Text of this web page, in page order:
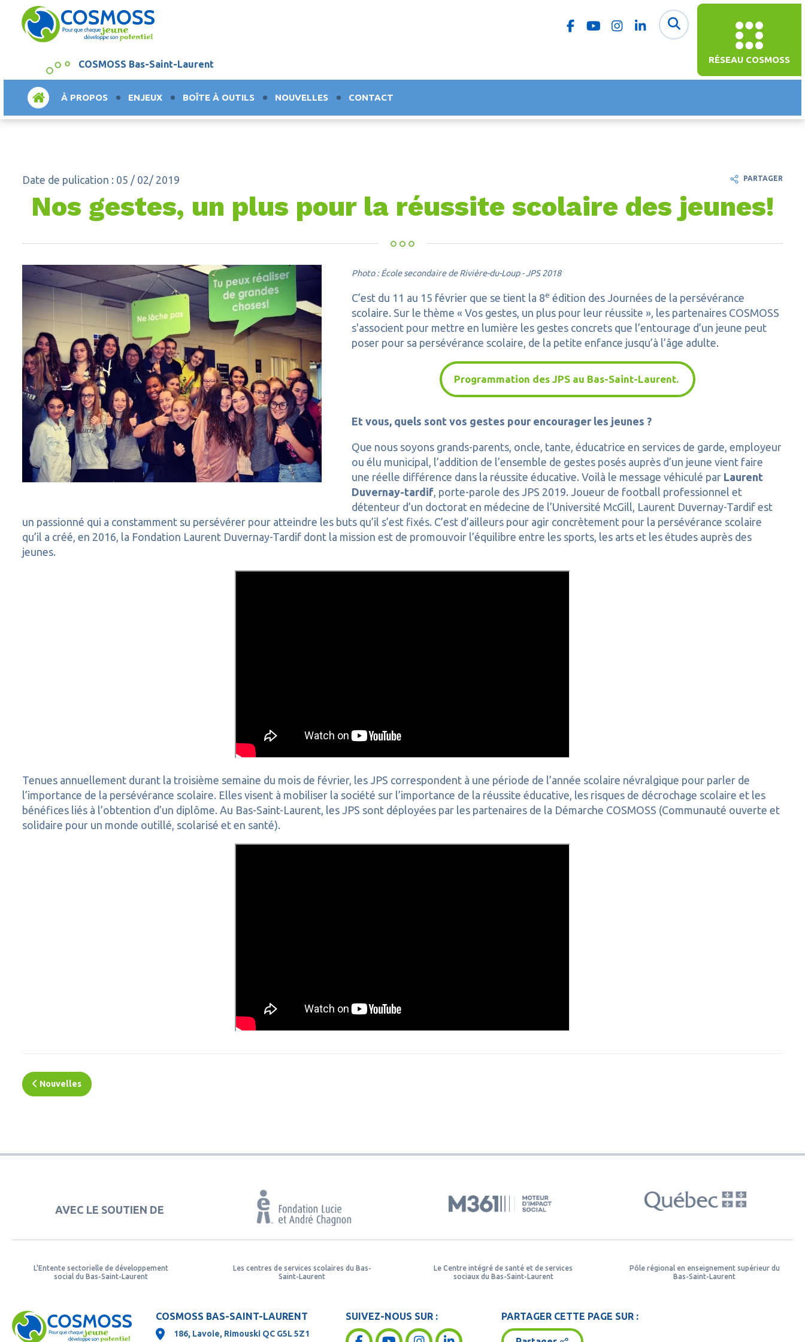
RÉSEAU COSMOSS
COSMOSS Bas-Saint-Laurent
ACCUEILÀ PROPOS ENJEUX BOÎTE À OUTILS NOUVELLES CONTACT
Date de pulication : 05 / 02/ 2019
Nos gestes, un plus pour la réussite scolaire des jeunes!
Photo : École secondaire de Rivière-du-Loup - JPS 2018
C’est du 11 au 15 février que se tient la 8e édition des Journées de la persévérance
scolaire. Sur le thème « Vos gestes, un plus pour leur réussite », les partenaires COSMOSS
s'associent pour mettre en lumière les gestes concrets que l’entourage d’un jeune peut
poser pour sa persévérance scolaire, de la petite enfance jusqu’à l’âge adulte.
Programmation des JPS au Bas-Saint-Laurent.
Et vous, quels sont vos gestes pour encourager les jeunes ?
Que nous soyons grands-parents, oncle, tante, éducatrice en services de garde, employeur
ou élu municipal, l’addition de l’ensemble de gestes posés auprès d’un jeune vient faire
une réelle différence dans la réussite éducative. Voilà le message véhiculé par Laurent
Duvernay-tardif, porte-parole des JPS 2019. Joueur de football professionnel et
détenteur d’un doctorat en médecine de l’Université McGill, Laurent Duvernay-Tardif est
un passionné qui a constamment su persévérer pour atteindre les buts qu’il s’est fixés. C’est d’ailleurs pour agir concrètement pour la persévérance scolaire
qu’il a créé, en 2016, la Fondation Laurent Duvernay-Tardif dont la mission est de promouvoir l’équilibre entre les sports, les arts et les études auprès des
jeunes.
Tenues annuellement durant la troisième semaine du mois de février, les JPS correspondent à une période de l’année scolaire névralgique pour parler de
l’importance de la persévérance scolaire. Elles visent à mobiliser la société sur l’importance de la réussite éducative, les risques de décrochage scolaire et les
bénéfices liés à l’obtention d’un diplôme. Au Bas-Saint-Laurent, les JPS sont déployées par les partenaires de la Démarche COSMOSS (Communauté ouverte et
solidaire pour un monde outillé, scolarisé et en santé).
Nouvelles
PARTAGER
AVEC LE SOUTIEN DE
L'Entente sectorielle de développement
social du Bas-Saint-Laurent
Les centres de services scolaires du Bas-
Saint-Laurent
Le Centre intégré de santé et de services
sociaux du Bas-Saint-Laurent
Pôle régional en enseignement supérieur du
Bas-Saint-Laurent
COSMOSS BAS-SAINT-LAURENT
186, Lavoie, Rimouski QC G5L 5Z1
SUIVEZ-NOUS SUR : PARTAGER CETTE PAGE SUR :